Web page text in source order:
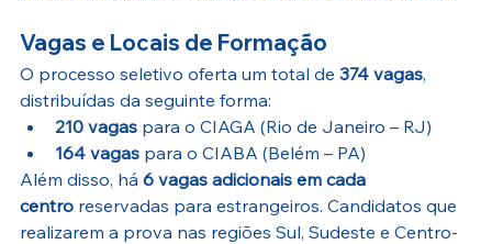
Vagas e Locais de Formação
O processo seletivo oferta um total de 374 vagas,
distribuídas da seguinte forma:
210 vagas para o CIAGA (Rio de Janeiro – RJ)
164 vagas para o CIABA (Belém – PA)
Além disso, há 6 vagas adicionais em cada
centro reservadas para estrangeiros. Candidatos que
realizarem a prova nas regiões Sul, Sudeste e Centro-